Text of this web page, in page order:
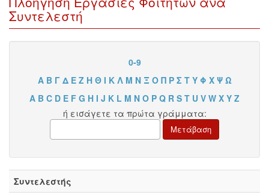
Συντελεστή
0-9
Α Β Γ Δ Ε Ζ Η Θ Ι Κ Λ Μ Ν Ξ Ο Π Ρ Σ Τ Υ Φ Χ Ψ Ω
A B C D E F G H I J K L M N O P Q R S T U V W X Y Z
ή εισάγετε τα πρώτα γράμματα:
Συντελεστής